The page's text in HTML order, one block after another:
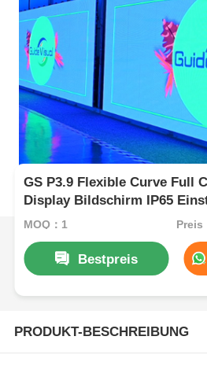
GS P3.9 Flexible Curve Full
Display Bildschirm IP65
MOQ：1 Preis
Bestpreis
PRODUKT-BESCHREIBUNG